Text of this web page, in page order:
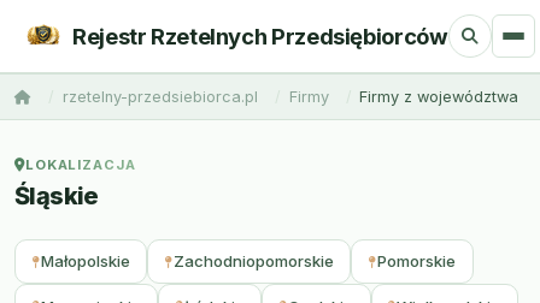
Rejestr Rzetelnych Przedsiębiorców
rzetelny-przedsiebiorca.pl Firmy Firmy z województwa
LOKALIZACJA
Śląskie
Małopolskie Zachodniopomorskie Pomorskie